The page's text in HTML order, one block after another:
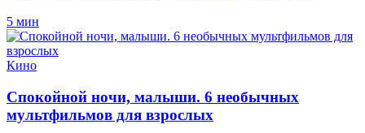
5 мин
Кино
Спокойной ночи, малыши. 6 необычных
мультфильмов для взрослых